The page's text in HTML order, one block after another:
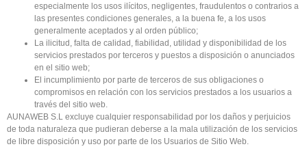
especialmente los usos ilícitos, negligentes, fraudulentos o contrarios a
las presentes condiciones generales, a la buena fe, a los usos
generalmente aceptados y al orden público;
La ilicitud, falta de calidad, fiabilidad, utilidad y disponibilidad de los
servicios prestados por terceros y puestos a disposición o anunciados
en el sitio web;
El incumplimiento por parte de terceros de sus obligaciones o
compromisos en relación con los servicios prestados a los usuarios a
través del sitio web.
AUNAWEB S.L excluye cualquier responsabilidad por los daños y perjuicios
de toda naturaleza que pudieran deberse a la mala utilización de los servicios
de libre disposición y uso por parte de los Usuarios de Sitio Web.